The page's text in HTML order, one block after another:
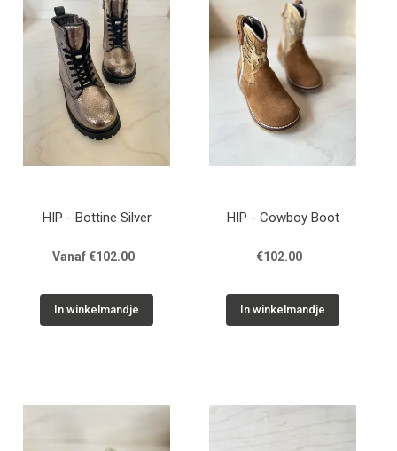
HIP - Bottine Silver
Vanaf €102.00
In winkelmandje
HIP - Cowboy Boot
€102.00
In winkelmandje